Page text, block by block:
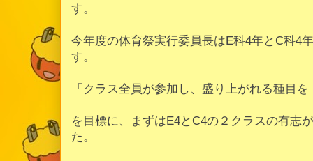
す。
今年度の体育祭実行委員長はE科4年とC科4
す。
「クラス全員が参加し、盛り上がれる種目を
を目標に、まずはE4とC4の２クラスの有志
た。